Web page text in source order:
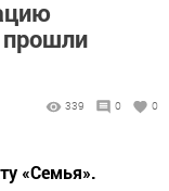
прошли
339 0 0
«Семья».